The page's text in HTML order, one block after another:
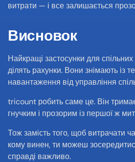
витрати — і все залишається
Висновок
Найкращі застосунки для
ділять рахунки. Вони знімають із
навантаження від управління
tricount робить саме це. Він
гнучким і прозорим із першої ж
Тож замість того, щоб витрачати
кому винен, ти можеш
справді важливо.